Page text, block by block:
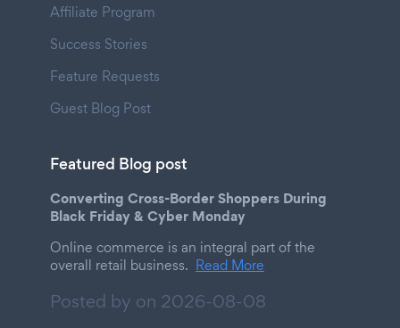
Affiliate Program
Success Stories
Feature Requests
Guest Blog Post
Featured Blog post
Converting Cross-Border Shoppers During
Black Friday & Cyber Monday
Online commerce is an integral part of the
overall retail business. Read More
Posted by on 2026-08-08